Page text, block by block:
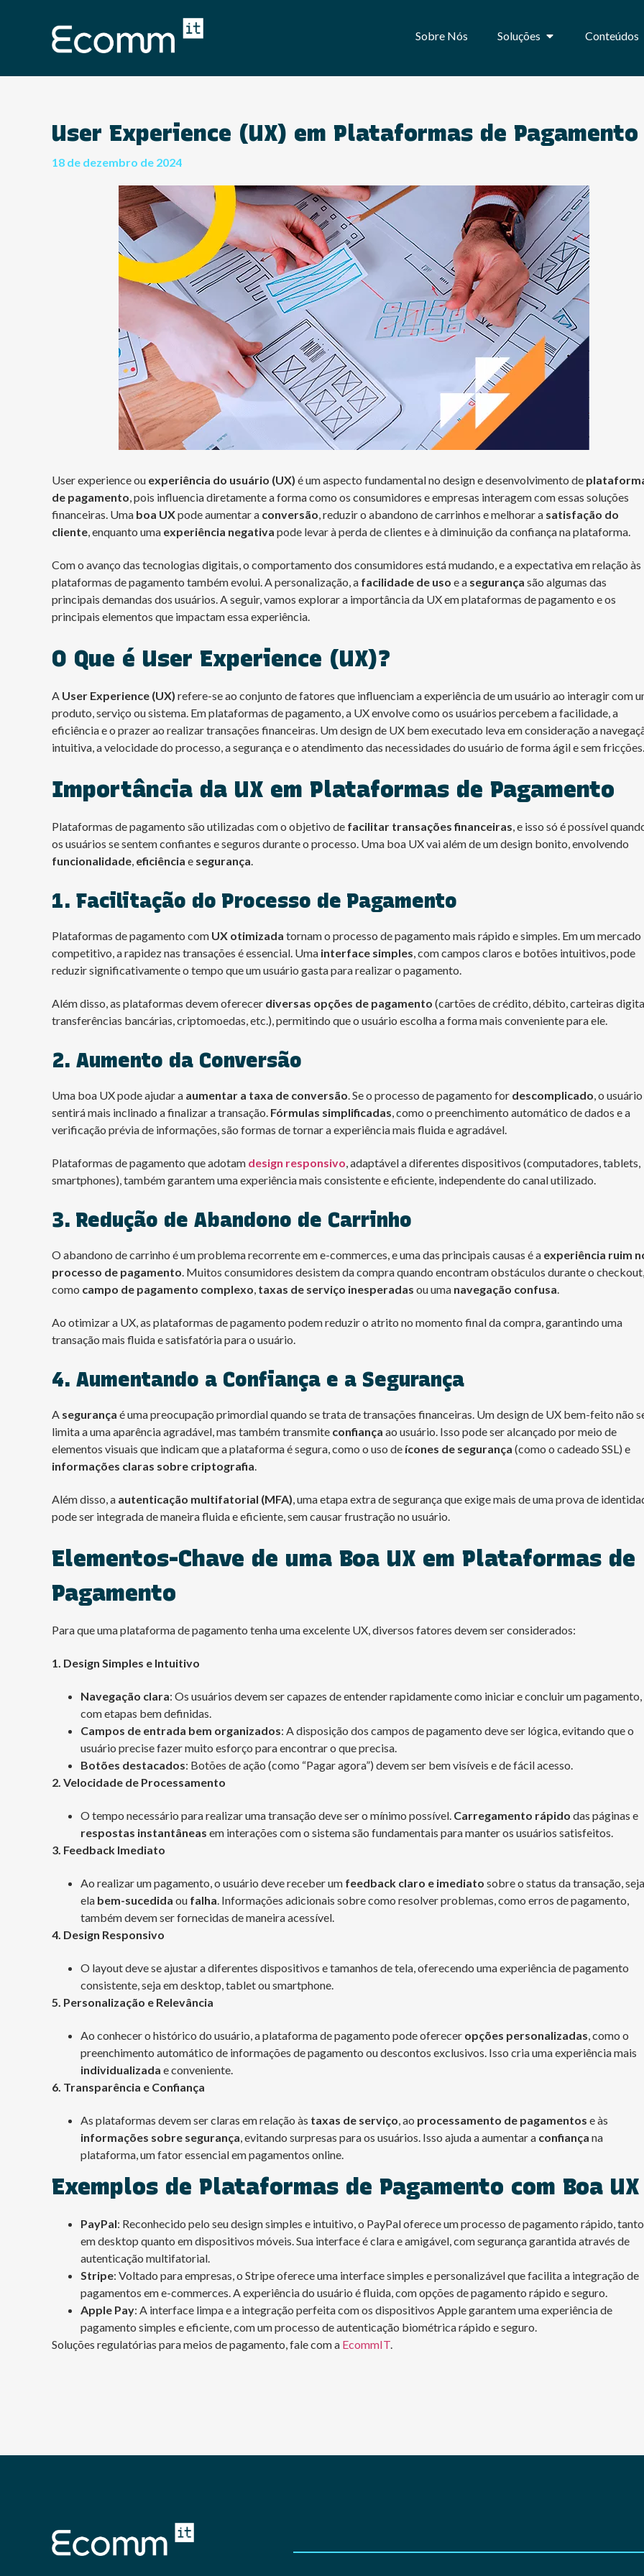
Sobre Nós Soluções Conteúdos
User Experience (UX) em Plataformas de Pagamento
18 de dezembro de 2024
User experience ou experiência do usuário (UX) é um aspecto fundamental no design e desenvolvimento de
de pagamento, pois influencia diretamente a forma como os consumidores e empresas interagem com essas soluções
financeiras. Uma boa UXpode aumentar a conversão, reduzir o abandono de carrinhos e melhorar a satisfação do
cliente, enquanto uma experiência negativa pode levar à perda de clientes e à diminuição da confiança na plataforma.
Com o avanço das tecnologias digitais, o comportamento dos consumidores está mudando, e a expectativa em relação às
plataformas de pagamento também evolui. A personalização, a facilidade de uso e a segurança são algumas das
principais demandas dos usuários. A seguir, vamos explorar a importância da UX em plataformas de pagamento e os
principais elementos que impactam essa experiência.
O Que é User Experience (UX)?
A User Experience (UX) refere-se ao conjunto de fatores que influenciam a experiência de um usuário ao interagir com
produto, serviço ou sistema. Em plataformas de pagamento, a UX envolve como os usuários percebem a facilidade, a
eficiência e o prazer ao realizar transações financeiras. Um design de UX bem executado leva em consideração a
intuitiva, a velocidade do processo, a segurança e o atendimento das necessidades do usuário de forma ágil e sem fricções.
Importância da UX em Plataformas de Pagamento
Plataformas de pagamento são utilizadas com o objetivo de facilitar transações financeiras, e isso só é possível
os usuários se sentem confiantes e seguros durante o processo. Uma boa UX vai além de um design bonito, envolvendo
funcionalidade, eficiência e segurança.
1. Facilitação do Processo de Pagamento
Plataformas de pagamento com UX otimizada tornam o processo de pagamento mais rápido e simples. Em um mercado
competitivo, a rapidez nas transações é essencial. Uma interface simples, com campos claros e botões intuitivos, pode
reduzir significativamente o tempo que um usuário gasta para realizar o pagamento.
Além disso, as plataformas devem oferecer diversas opções de pagamento (cartões de crédito, débito, carteiras
transferências bancárias, criptomoedas, etc.), permitindo que o usuário escolha a forma mais conveniente para ele.
2. Aumento da Conversão
Uma boa UX pode ajudar a aumentar a taxa de conversão. Se o processo de pagamento for descomplicado, o
sentirá mais inclinado a finalizar a transação. Fórmulas simplificadas, como o preenchimento automático de dados e a
verificação prévia de informações, são formas de tornar a experiência mais fluida e agradável.
Plataformas de pagamento que adotam design responsivo, adaptável a diferentes dispositivos (computadores, tablets,
smartphones), também garantem uma experiência mais consistente e eficiente, independente do canal utilizado.
3. Redução de Abandono de Carrinho
O abandono de carrinho é um problema recorrente em e-commerces, e uma das principais causas é a experiência ruim
processo de pagamento. Muitos consumidores desistem da compra quando encontram obstáculos durante o checkout,
como campo de pagamento complexo, taxas de serviço inesperadas ou uma navegação confusa.
Ao otimizar a UX, as plataformas de pagamento podem reduzir o atrito no momento final da compra, garantindo uma
transação mais fluida e satisfatória para o usuário.
4. Aumentando a Confiança e a Segurança
A segurança é uma preocupação primordial quando se trata de transações financeiras. Um design de UX bem-feito não
limita a uma aparência agradável, mas também transmite confiança ao usuário. Isso pode ser alcançado por meio de
elementos visuais que indicam que a plataforma é segura, como o uso de ícones de segurança (como o cadeado SSL) e
informações claras sobre criptografia.
Além disso, a autenticação multifatorial (MFA), uma etapa extra de segurança que exige mais de uma prova de
pode ser integrada de maneira fluida e eficiente, sem causar frustração no usuário.
Elementos-Chave de uma Boa UX em Plataformas de
Pagamento
Para que uma plataforma de pagamento tenha uma excelente UX, diversos fatores devem ser considerados:
1. Design Simples e Intuitivo
Navegação clara: Os usuários devem ser capazes de entender rapidamente como iniciar e concluir um pagamento,
com etapas bem definidas.
Campos de entrada bem organizados: A disposição dos campos de pagamento deve ser lógica, evitando que o
usuário precise fazer muito esforço para encontrar o que precisa.
Botões destacados: Botões de ação (como “Pagar agora”) devem ser bem visíveis e de fácil acesso.
2. Velocidade de Processamento
O tempo necessário para realizar uma transação deve ser o mínimo possível. Carregamento rápido das páginas e
respostas instantâneas em interações com o sistema são fundamentais para manter os usuários satisfeitos.
3. Feedback Imediato
Ao realizar um pagamento, o usuário deve receber um feedback claro e imediato sobre o status da transação, seja
ela bem-sucedida ou falha. Informações adicionais sobre como resolver problemas, como erros de pagamento,
também devem ser fornecidas de maneira acessível.
4. Design Responsivo
O layout deve se ajustar a diferentes dispositivos e tamanhos de tela, oferecendo uma experiência de pagamento
consistente, seja em desktop, tablet ou smartphone.
5. Personalização e Relevância
Ao conhecer o histórico do usuário, a plataforma de pagamento pode oferecer opções personalizadas, como o
preenchimento automático de informações de pagamento ou descontos exclusivos. Isso cria uma experiência mais
individualizada e conveniente.
6. Transparência e Confiança
As plataformas devem ser claras em relação às taxas de serviço, ao processamento de pagamentos e às
informações sobre segurança, evitando surpresas para os usuários. Isso ajuda a aumentar a confiança na
plataforma, um fator essencial em pagamentos online.
Exemplos de Plataformas de Pagamento com Boa UX
PayPal: Reconhecido pelo seu design simples e intuitivo, o PayPal oferece um processo de pagamento rápido, tanto
em desktop quanto em dispositivos móveis. Sua interface é clara e amigável, com segurança garantida através de
autenticação multifatorial.
Stripe: Voltado para empresas, o Stripe oferece uma interface simples e personalizável que facilita a integração de
pagamentos em e-commerces. A experiência do usuário é fluida, com opções de pagamento rápido e seguro.
Apple Pay: A interface limpa e a integração perfeita com os dispositivos Apple garantem uma experiência de
pagamento simples e eficiente, com um processo de autenticação biométrica rápido e seguro.
Soluções regulatórias para meios de pagamento, fale com a EcommIT.